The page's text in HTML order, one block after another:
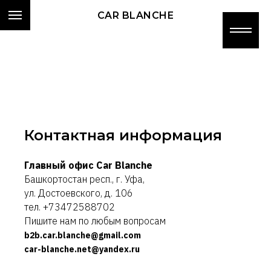
CAR BLANCHE
Контактная информация
Главный офис Car Blanche
Башкортостан респ., г. Уфа,
ул. Достоевского, д. 106
тел. +73472588702
Пишите нам по любым вопросам
b2b.car.blanche@gmail.com
car-blanche.net@yandex.ru